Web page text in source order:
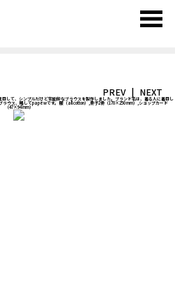
PREV NEXT
して、シンプルだけど官能的なブラウスを製作しました。ブランド名は、着る人に着目し
ウス、略してpapêwです。 服（all cotton）,冊子2冊（170×250 mm）,ショップカード
（47×94 mm）